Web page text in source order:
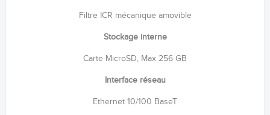
Filtre ICR mécanique amovible
Stockage interne
Carte MicroSD, Max 256 GB
Interface réseau
Ethernet 10/100 BaseT